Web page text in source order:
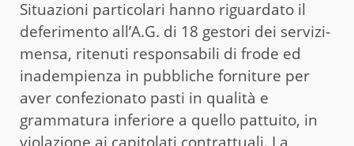
Situazioni particolari hanno riguardato il
deferimento all’A.G. di 18 gestori dei servizi-
mensa, ritenuti responsabili di frode ed
inadempienza in pubbliche forniture per
aver confezionato pasti in qualità e
grammatura inferiore a quello pattuito, in